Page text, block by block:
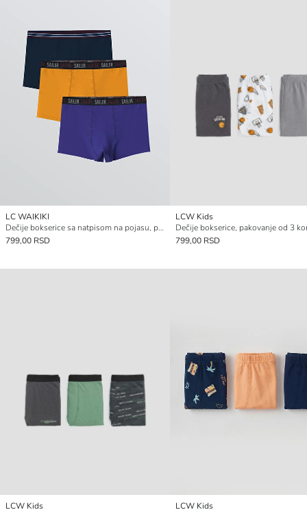
LC WAIKIKI
Dečije bokserice sa natpisom na pojasu, pakovanje od 3 komada
799,00 RSD
LCW Kids
Dečije bokserice, pakovanje od 3
799,00 RSD
LCW Kids
LCW Kids